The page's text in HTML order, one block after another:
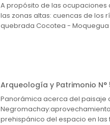
A propósito de las ocupaciones
las zonas altas: cuencas de los
quebrada Cocotea - Moquegua
Arqueología y Patrimonio N°
Panorámica acerca del paisaje
Negromachay:aprovechamiento
prehispánico del espacio en las